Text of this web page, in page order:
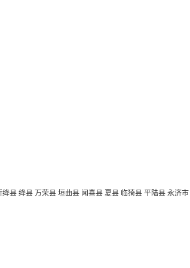
绛县 绛县 万荣县 垣曲县 闻喜县 夏县 临猗县 平陆县 永济市